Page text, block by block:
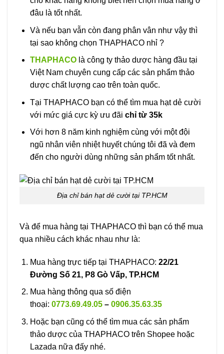
đâu là tốt nhất.
Và nếu bạn vẫn còn đang phân vân như vậy thì
tại sao không chọn THAPHACO nhỉ ?
THAPHACO là công ty thảo dược hàng đầu tại
Việt Nam chuyên cung cấp các sản phẩm thảo
dược chất lượng cao trên toàn quốc.
Tại THAPHACO bạn có thể tìm mua hạt dẻ cười
với mức giá cực kỳ ưu đãi chỉ từ 35k
Với hơn 8 năm kinh nghiệm cùng với một đội
ngũ nhân viên nhiệt huyết chúng tôi đã và đem
đến cho người dùng những sản phẩm tốt nhất.
Địa chỉ bán hạt dẻ cười tại TP.HCM
Và để mua hàng tại THAPHACO thì bạn có thể mua
qua nhiều cách khác nhau như là:
Mua hàng trực tiếp tại THAPHACO: 22/21
Đường Số 21, P8 Gò Vấp, TP.HCM
Mua hàng thông qua số điện
thoại: 0773.69.49.05– 0906.35.63.35
Hoặc bạn cũng có thể tìm mua các sản phẩm
thảo dược của THAPHACO trên Shopee hoặc
Lazada nữa đấy nhé.